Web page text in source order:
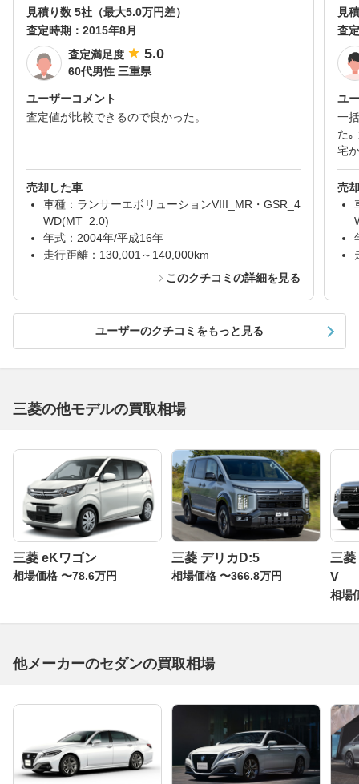
見積り数 5社（最大5.0万円差）
査定時期： 2015年8月
査定満足度
5.0
60代男性 三重県
ユーザーコメント
査定値が比較できるので良かった。
売却した車
車種：ランサーエボリューションVIII_MR・GSR_4
WD(MT_2.0)
年式：2004年/平成16年
走行距離：130,001～140,000km
このクチコミの詳細を見る
見
査
ユ
一
た｡
宅
売
ユーザーのクチコミをもっと見る
三菱の他モデルの買取相場
三菱 eKワゴン
相場価格 〜78.6万円
三菱 デリカD:5
相場価格 〜366.8万円
三
V
相場
他メーカーのセダンの買取相場